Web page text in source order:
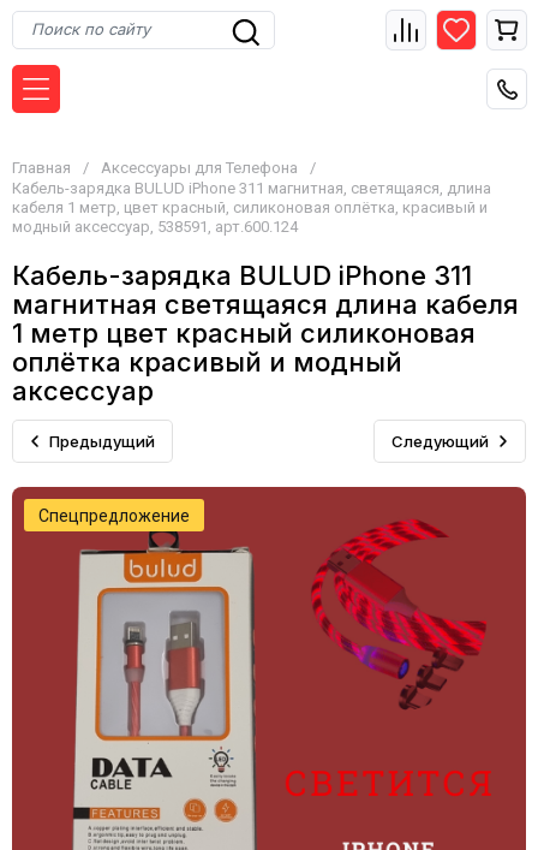
Главная / Аксессуары для Телефона
/
Кабель-зарядка BULUD iPhone 311 магнитная, светящаяся, длина
кабеля 1 метр, цвет красный, силиконовая оплётка, красивый и
модный аксессуар, 538591, арт.600.124
Кабель-зарядка BULUD iPhone 311
магнитная светящаяся длина кабеля
1 метр цвет красный силиконовая
оплётка красивый и модный
аксессуар
Предыдущий Следующий
Спецпредложение